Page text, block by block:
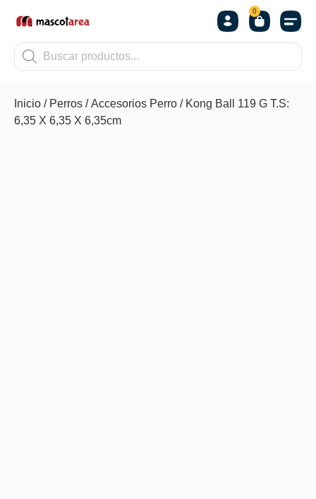
0
Inicio / Perros /Accesorios Perro / Kong Ball 119 G T.S:
6,35 X 6,35 X 6,35cm